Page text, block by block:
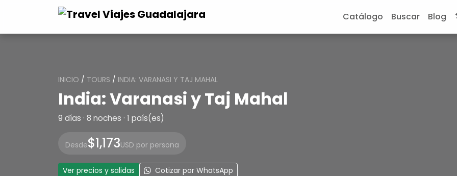
Catálogo Buscar Blog
INICIO / TOURS / INDIA: VARANASI Y TAJ MAHAL
India: Varanasi y Taj Mahal
9 días · 8 noches · 1 país(es)
Desde$1,173USD por persona
Ver precios y salidas Cotizar por WhatsApp